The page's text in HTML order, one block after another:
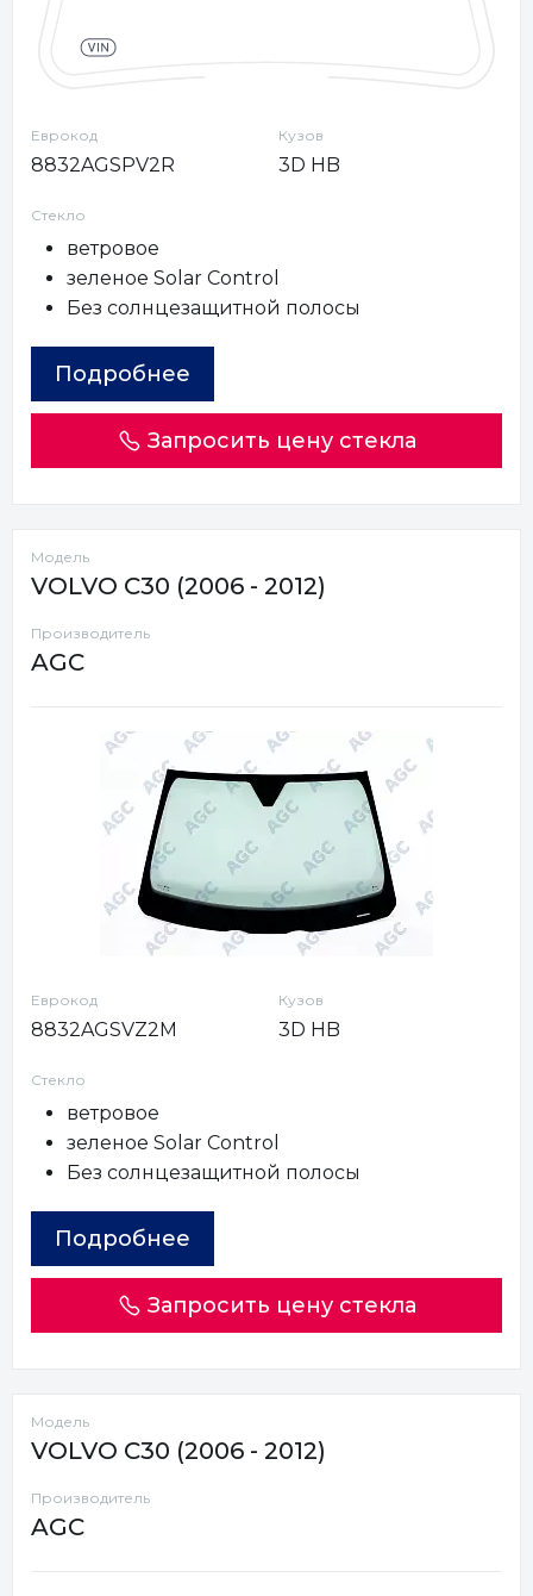
Еврокод
8832AGSPV2R
Кузов
3D HB
Стекло
ветровое
зеленое Solar Control
Без солнцезащитной полосы
Подробнее
Запросить цену стекла
Модель
VOLVO C30 (2006 - 2012)
Производитель
AGC
Еврокод
8832AGSVZ2M
Кузов
3D HB
Стекло
ветровое
зеленое Solar Control
Без солнцезащитной полосы
Подробнее
Запросить цену стекла
Модель
VOLVO C30 (2006 - 2012)
Производитель
AGC